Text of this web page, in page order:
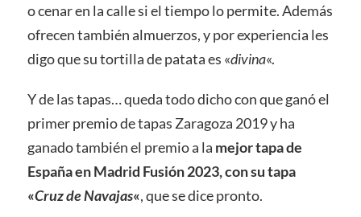
o cenar en la calle si el tiempo lo permite. Además
ofrecen también almuerzos, y por experiencia les
digo que su tortilla de patata es «divina«.
Y de las tapas… queda todo dicho con que ganó el
primer premio de tapas Zaragoza 2019 y ha
ganado también el premio a la mejor tapa de
España en Madrid Fusión 2023, con su tapa
«Cruz de Navajas«, que se dice pronto.